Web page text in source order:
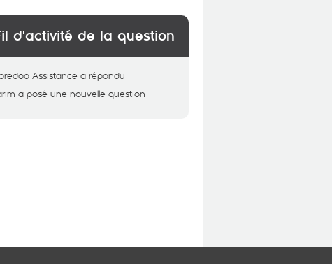
d'activité de la question
Assistance a répondu
a posé une nouvelle question